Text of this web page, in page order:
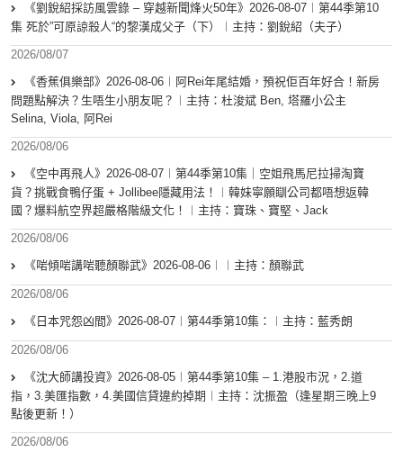
《劉銳紹採訪風雲錄 – 穿越新聞烽火50年》2026-08-07︱第44季第10
集 死於”可原諒殺人“的黎漢成父子（下）︱主持：劉銳紹（夫子）
2026/08/07
《香蕉俱樂部》2026-08-06︱阿Rei年尾結婚，預祝佢百年好合！新房
問題點解決？生唔生小朋友呢？︱主持：杜浚斌 Ben, 塔羅小公主
Selina, Viola, 阿Rei
2026/08/06
《空中再飛人》2026-08-07︱第44季第10集｜空姐飛馬尼拉掃淘寶
貨？挑戰食鴨仔蛋 + Jollibee隱藏用法！︱韓妹寧願瞓公司都唔想返韓
國？爆料航空界超嚴格階級文化！︱主持：寶珠、寶堅、Jack
2026/08/06
《啱傾啱講啱聽顏聯武》2026-08-06︱︱主持：顏聯武
2026/08/06
《日本咒怨凶間》2026-08-07︱第44季第10集：︱主持：藍秀朗
2026/08/06
《沈大師講投資》2026-08-05︱第44季第10集 – 1.港股市況，2.道
指，3.美匯指數，4.美國信貸違約掉期︱主持：沈振盈（逢星期三晚上9
點後更新！）
2026/08/06